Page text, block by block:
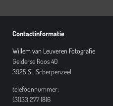
Contactinformatie
Willem van Leuveren Fotografie
Gelderse Roos 40
3925 SL Scherpenzeel
telefoonnummer:
(31)33 277 1816